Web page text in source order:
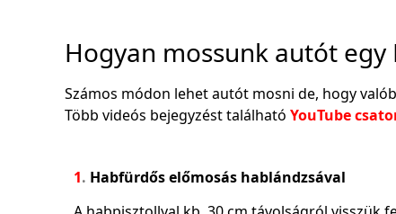
Hogyan mossunk autót egy
Számos módon lehet autót mosni de, hogy
Több videós bejegyzést található YouTube
1. Habfürdős előmosás hablándzsával